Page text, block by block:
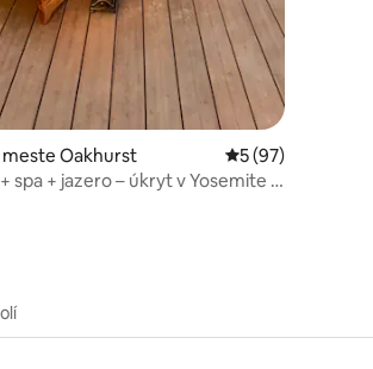
Oakhurst Priemerné
5 (97)
spa + jazero – úkryt v Yosemite s